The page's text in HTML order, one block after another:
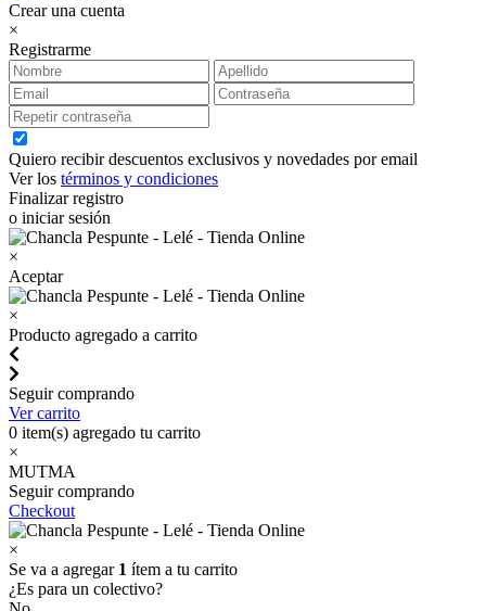
Crear una cuenta
×
Registrarme
Quiero recibir descuentos exclusivos y novedades por email
Ver los términos y condiciones
Finalizar registro
o iniciar sesión
×
Aceptar
×
Producto agregado a carrito
Seguir comprando
Ver carrito
0 item(s) agregado tu carrito
×
MUTMA
Seguir comprando
Checkout
×
Se va a agregar 1 ítem a tu carrito
¿Es para un colectivo?